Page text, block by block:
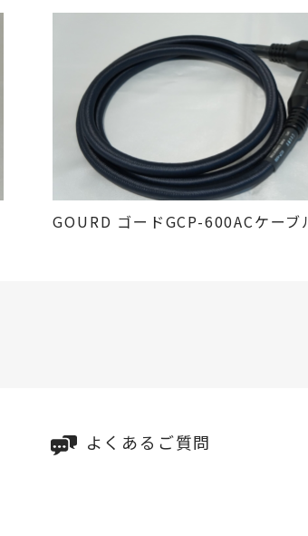
GOURD ゴードGCP-600ACケー
よくあるご質問